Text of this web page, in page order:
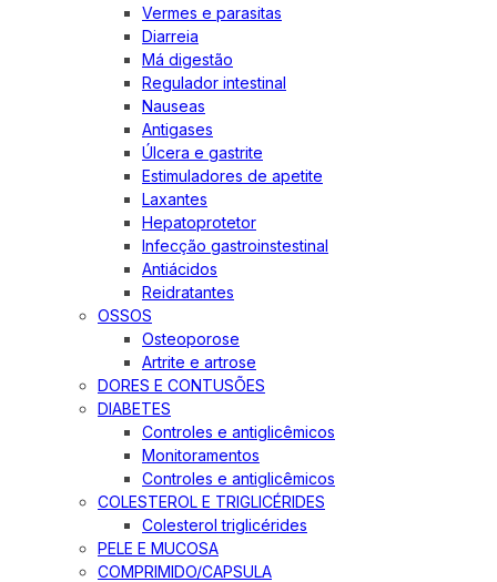
Vermes e parasitas
Diarreia
Má digestão
Regulador intestinal
Nauseas
Antigases
Úlcera e gastrite
Estimuladores de apetite
Laxantes
Hepatoprotetor
Infecção gastroinstestinal
Antiácidos
Reidratantes
OSSOS
Osteoporose
Artrite e artrose
DORES E CONTUSÕES
DIABETES
Controles e antiglicêmicos
Monitoramentos
Controles e antiglicêmicos
COLESTEROL E TRIGLICÉRIDES
Colesterol triglicérides
PELE E MUCOSA
COMPRIMIDO/CAPSULA